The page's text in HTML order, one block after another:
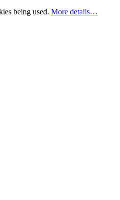
being used. More details…